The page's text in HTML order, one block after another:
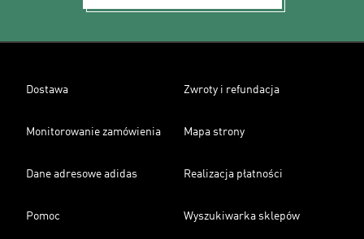
Dostawa Zwroty i refundacja
Monitorowanie zamówienia Mapa strony
Dane adresowe adidas Realizacja płatności
Pomoc Wyszukiwarka sklepów